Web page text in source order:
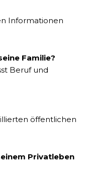
Informationen
Familie?
Beruf und
öffentlichen
Privatleben